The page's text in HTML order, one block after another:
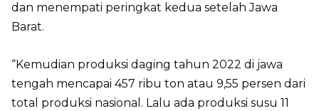
dan menempati peringkat kedua setelah Jawa
Barat.
“Kemudian produksi daging tahun 2022 di jawa
tengah mencapai 457 ribu ton atau 9,55 persen dari
total produksi nasional. Lalu ada produksi susu 11